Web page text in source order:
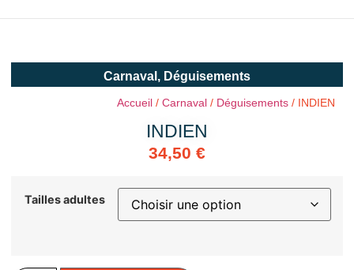
Carnaval , Déguisements
Accueil / Carnaval / Déguisements / INDIEN
INDIEN
34,50 €
Tailles adultes